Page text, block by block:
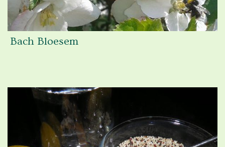
Bach Bloesem